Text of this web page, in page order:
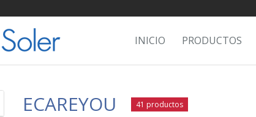
INICIO PRODUCTOS
ECAREYOU 41 productos